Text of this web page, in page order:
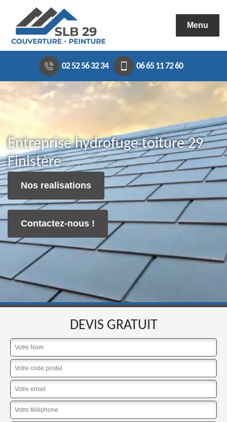
Menu
02 52 56 32 34 06 65 11 72 60
Entreprise hydrofuge toiture 29
Finistère
Nos realisations
Contactez-nous !
DEVIS GRATUIT